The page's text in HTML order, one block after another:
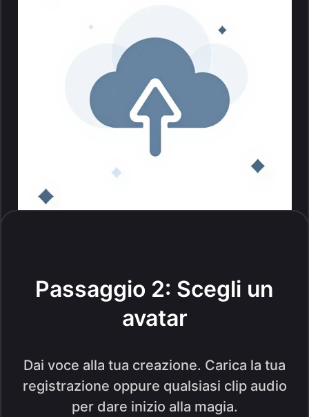
Passaggio 2: Scegli un
avatar
Dai voce alla tua creazione. Carica la tua
registrazione oppure qualsiasi clip audio
per dare inizio alla magia.